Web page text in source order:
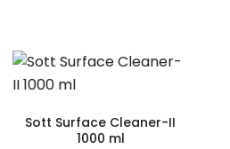
Sott Surface Cleaner-II
1000 ml